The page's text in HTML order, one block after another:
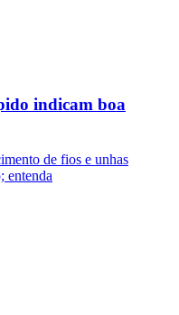
indicam boa
de fios e unhas
entenda